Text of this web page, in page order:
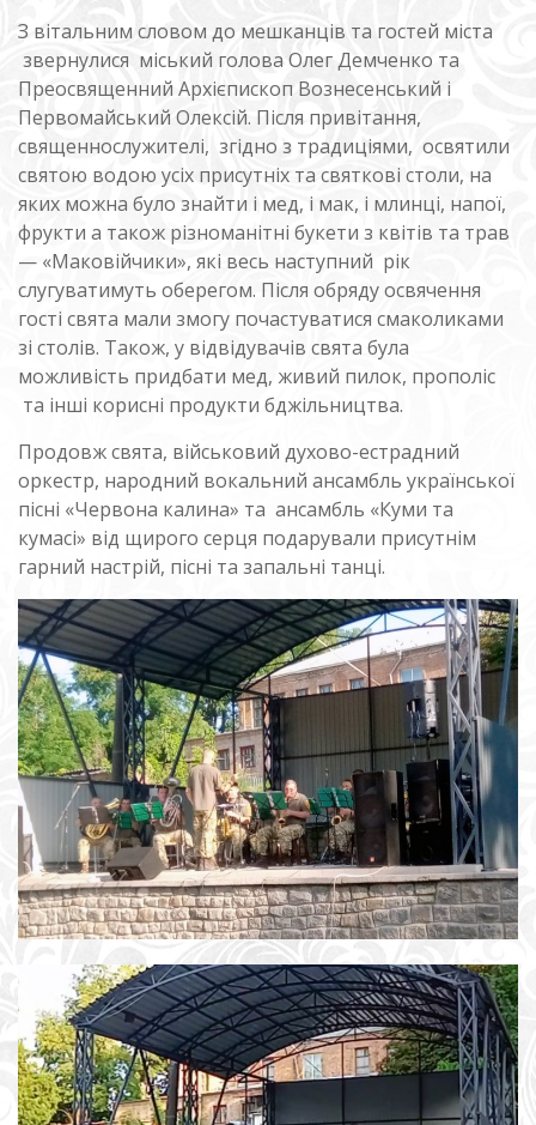
З вітальним словом до мешканців та гостей міста
звернулися міський голова Олег Демченко та
Преосвященний Архієпископ Вознесенський і
Первомайський Олексій. Після привітання,
священнослужителі, згідно з традиціями, освятили
святою водою усіх присутніх та святкові столи, на
яких можна було знайти і мед, і мак, і млинці, напої,
фрукти а також різноманітні букети з квітів та трав
— «Маковійчики», які весь наступний рік
слугуватимуть оберегом. Після обряду освячення
гості свята мали змогу почастуватися смаколиками
зі столів. Також, у відвідувачів свята була
можливість придбати мед, живий пилок, прополіс
та інші корисні продукти бджільництва.
Продовж свята, військовий духово-естрадний
оркестр, народний вокальний ансамбль української
пісні «Червона калина» та ансамбль «Куми та
кумасі» від щирого серця подарували присутнім
гарний настрій, пісні та запальні танці.